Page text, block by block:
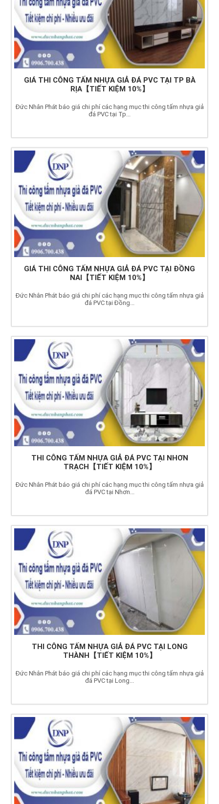
GIÁ THI CÔNG TẤM NHỰA GIẢ ĐÁ PVC TẠI TP BÀ
RỊA【TIẾT KIỆM 10%】
Đức Nhân Phát báo giá chi phí các hạng mục thi công tấm nhựa giả
đá PVC tại Tp...
GIÁ THI CÔNG TẤM NHỰA GIẢ ĐÁ PVC TẠI ĐỒNG
NAI【TIẾT KIỆM 10%】
Đức Nhân Phát báo giá chi phí các hạng mục thi công tấm nhựa giả
đá PVC tại Đồng...
THI CÔNG TẤM NHỰA GIẢ ĐÁ PVC TẠI NHƠN
TRẠCH【TIẾT KIỆM 10%】
Đức Nhân Phát báo giá chi phí các hạng mục thi công tấm nhựa giả
đá PVC tại Nhơn...
THI CÔNG TẤM NHỰA GIẢ ĐÁ PVC TẠI LONG
THÀNH【TIẾT KIỆM 10%】
Đức Nhân Phát báo giá chi phí các hạng mục thi công tấm nhựa giả
đá PVC tại Long...